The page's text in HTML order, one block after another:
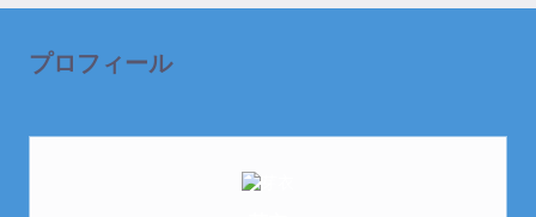
プロフィール